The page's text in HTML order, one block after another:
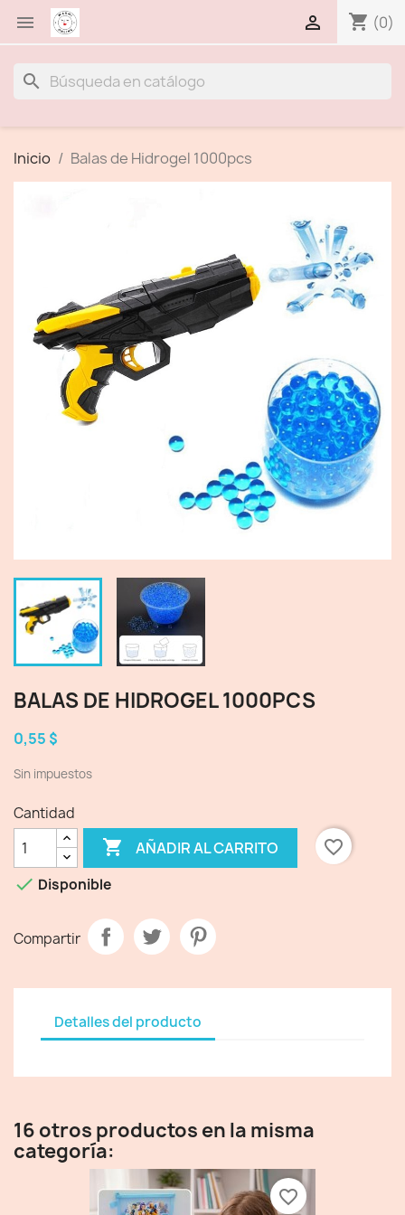
 shopping_cart (0)

search
Inicio Balas de Hidrogel 1000pcs
BALAS DE HIDROGEL 1000PCS
0,55 $
Sin impuestos
Cantidad
 AÑADIR AL CARRITO
favorite_border
 Disponible
Compartir
Detalles del producto
16 otros productos en la misma
categoría:
favorite_border